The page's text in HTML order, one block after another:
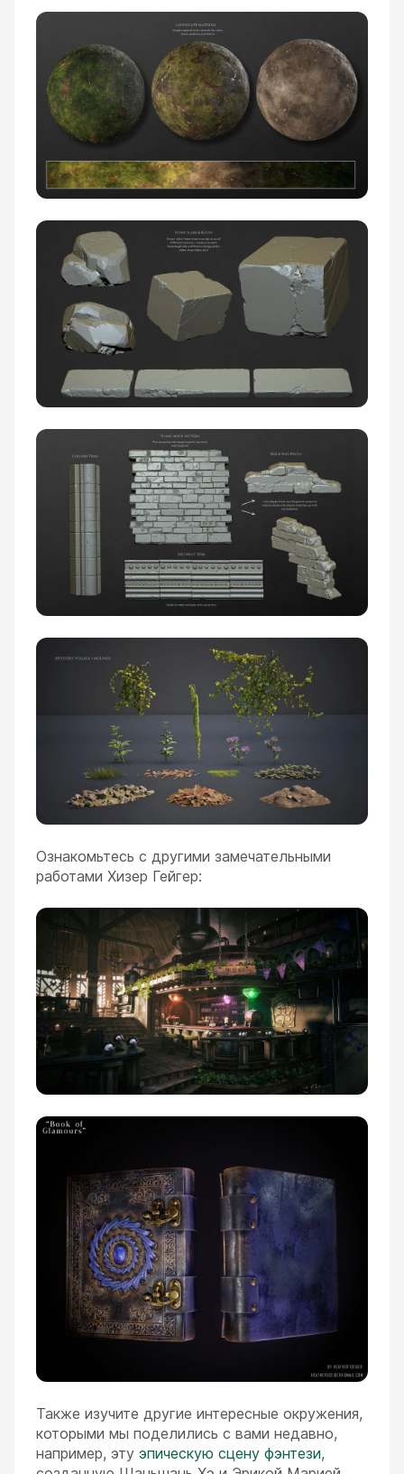
Ознакомьтесь с другими замечательными
работами Хизер Гейгер:
Также изучите другие интересные окружения,
которыми мы поделились с вами недавно,
например, эту эпическую сцену фэнтези,